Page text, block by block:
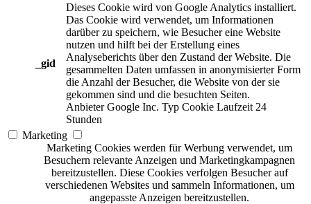
_gid
Dieses Cookie wird von Google Analytics installiert.
Das Cookie wird verwendet, um Informationen
darüber zu speichern, wie Besucher eine Website
nutzen und hilft bei der Erstellung eines
Analyseberichts über den Zustand der Website. Die
gesammelten Daten umfassen in anonymisierter Form
die Anzahl der Besucher, die Website von der sie
gekommen sind und die besuchten Seiten.
Anbieter Google Inc. Typ Cookie Laufzeit 24
Stunden
Marketing
Marketing Cookies werden für Werbung verwendet, um
Besuchern relevante Anzeigen und Marketingkampagnen
bereitzustellen. Diese Cookies verfolgen Besucher auf
verschiedenen Websites und sammeln Informationen, um
angepasste Anzeigen bereitzustellen.